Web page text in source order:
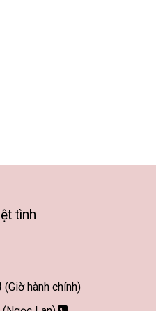
tình
(Giờ hành chính)